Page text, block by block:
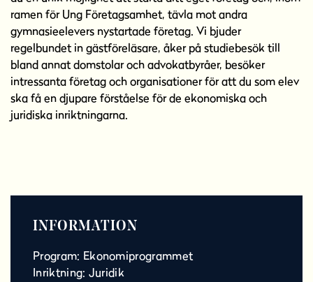
ramen för Ung Företagsamhet, tävla mot andra
gymnasieelevers nystartade företag. Vi bjuder
regelbundet in gästföreläsare, åker på studiebesök till
bland annat domstolar och advokatbyråer, besöker
intressanta företag och organisationer för att du som elev
ska få en djupare förståelse för de ekonomiska och
juridiska inriktningarna.
INFORMATION
Program: Ekonomiprogrammet
Inriktning: Juridik